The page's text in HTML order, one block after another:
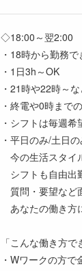
◇18:00～翌2:00
・18時から勤務
・1日3h～OK
・21時や22時～
・終電や0時まで
・シフトは毎週
・平日のみ/土日
今の生活スタイ
シフトも自由出
質問・要望など
あなたの働き方
「こんな働き方で
・Wワークの方